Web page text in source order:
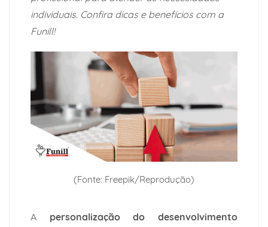
individuais. Confira dicas e benefícios com a
Funill!
(Fonte: Freepik/Reprodução)
A personalização do desenvolvimento